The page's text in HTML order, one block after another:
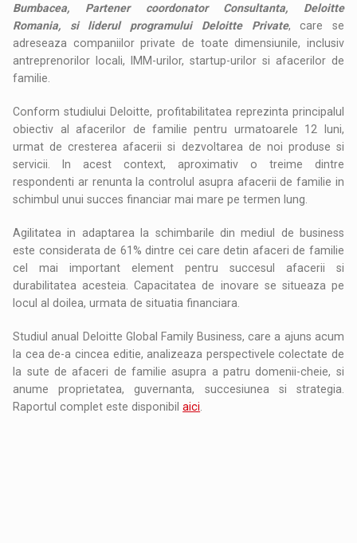
Bumbacea, Partener coordonator Consultanta, Deloitte
Romania, si liderul programului Deloitte Private, care se
adreseaza companiilor private de toate dimensiunile, inclusiv
antreprenorilor locali, IMM-urilor, startup-urilor si afacerilor de
familie.
Conform studiului Deloitte, profitabilitatea reprezinta principalul
obiectiv al afacerilor de familie pentru urmatoarele 12 luni,
urmat de cresterea afacerii si dezvoltarea de noi produse si
servicii. In acest context, aproximativ o treime dintre
respondenti ar renunta la controlul asupra afacerii de familie in
schimbul unui succes financiar mai mare pe termen lung.
Agilitatea in adaptarea la schimbarile din mediul de business
este considerata de 61% dintre cei care detin afaceri de familie
cel mai important element pentru succesul afacerii si
durabilitatea acesteia. Capacitatea de inovare se situeaza pe
locul al doilea, urmata de situatia financiara.
Studiul anual Deloitte Global Family Business, care a ajuns acum
la cea de-a cincea editie, analizeaza perspectivele colectate de
la sute de afaceri de familie asupra a patru domenii-cheie, si
anume proprietatea, guvernanta, succesiunea si strategia.
Raportul complet este disponibilaici